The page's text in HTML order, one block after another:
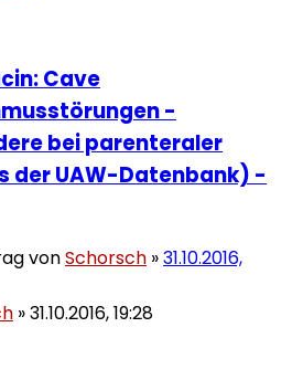
Cave
-
bei parenteraler
der UAW-Datenbank) -
vonSchorsch »31.10.2016,
»31.10.2016, 19:28